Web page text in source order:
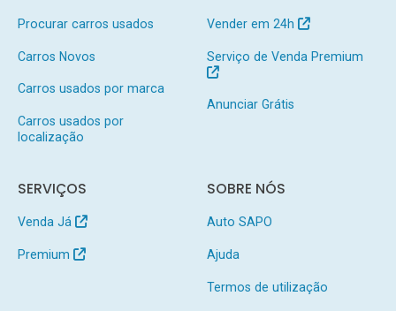
Procurar carros usados
Carros Novos
Carros usados por marca
Carros usados por
localização
Vender em 24h
Serviço de Venda Premium
Anunciar Grátis
SERVIÇOS
Venda Já
Premium
SOBRE NÓS
Auto SAPO
Ajuda
Termos de utilização